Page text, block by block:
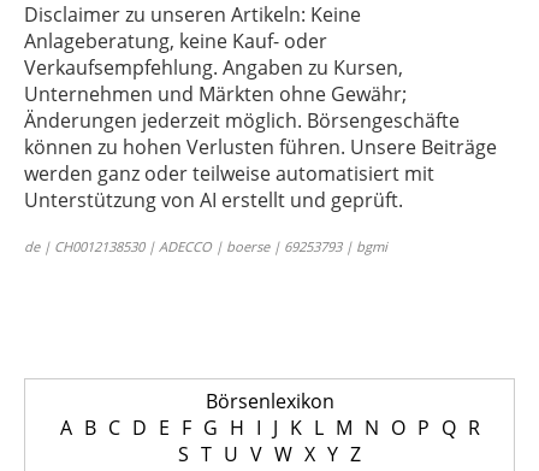
Disclaimer zu unseren Artikeln: Keine
Anlageberatung, keine Kauf- oder
Verkaufsempfehlung. Angaben zu Kursen,
Unternehmen und Märkten ohne Gewähr;
Änderungen jederzeit möglich. Börsengeschäfte
können zu hohen Verlusten führen. Unsere Beiträge
werden ganz oder teilweise automatisiert mit
Unterstützung von AI erstellt und geprüft.
de | CH0012138530 | ADECCO | boerse | 69253793 | bgmi
Börsenlexikon
A B C D E F G H I J K L M N O P Q R
S T U V W X Y Z